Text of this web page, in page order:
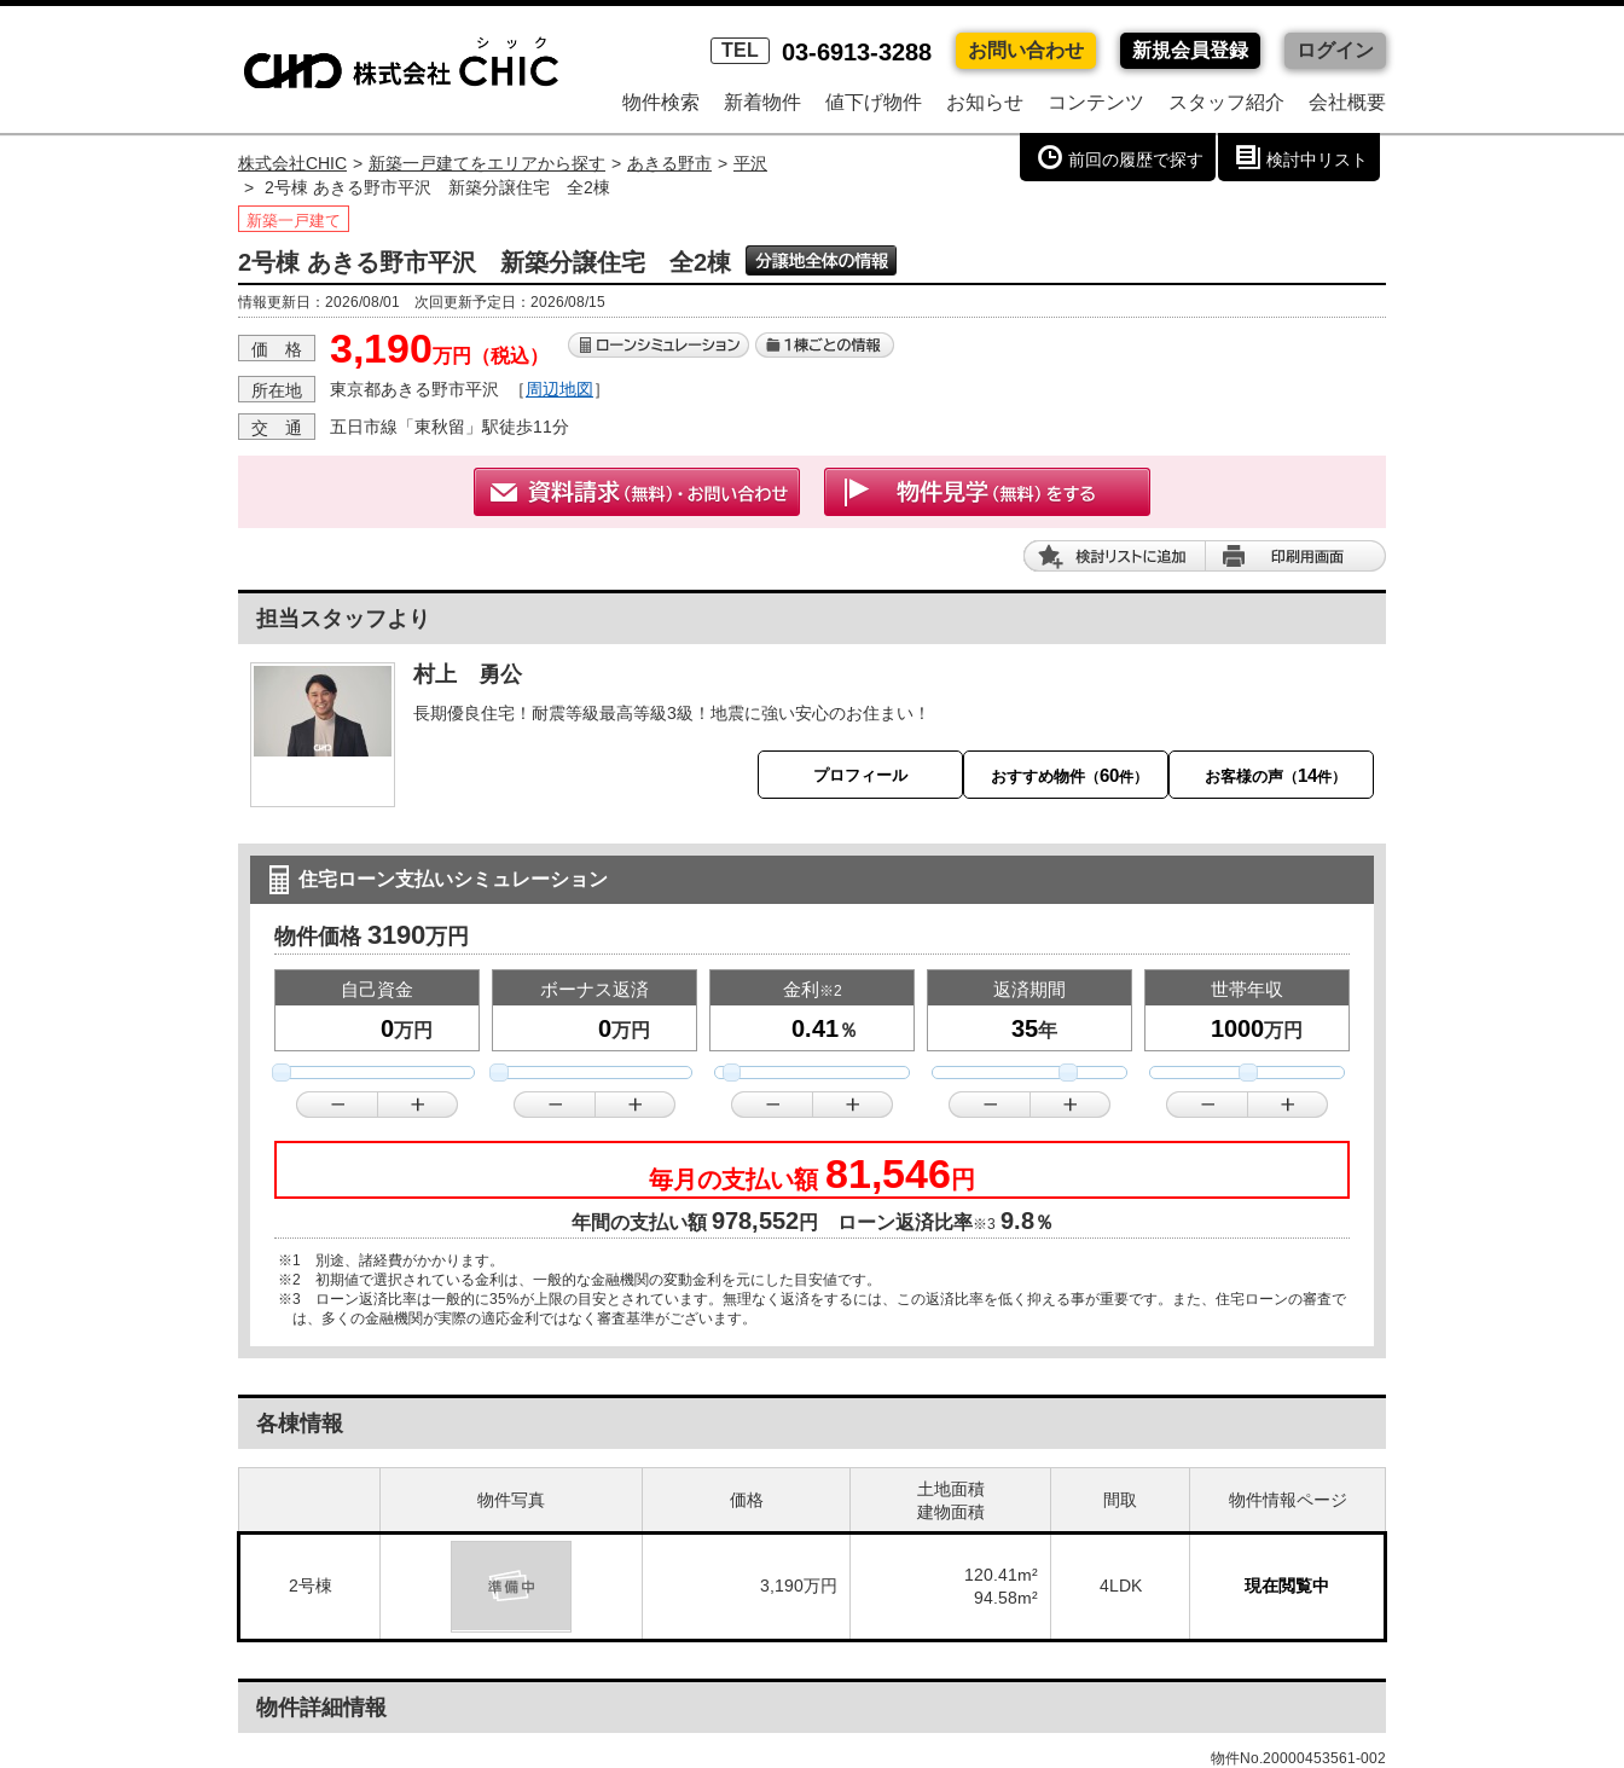
TEL 03-6913-3288 お問い合わせ 新規会員登録 ログイン
物件検索 新着物件 値下げ物件 お知らせ コンテンツ スタッフ紹介 会社概要
前回の履歴で探す 検討中リスト
株式会社CHIC 新築一戸建てをエリアから探す あきる野市
平沢
2号棟 あきる野市平沢 新築分譲住宅 全2棟
新築一戸建て
2号棟 あきる野市平沢 新築分譲住宅 全2棟
情報更新日：2026/08/01 次回更新予定日：2026/08/15
価 格 3,190万円（税込）
所在地 東京都あきる野市平沢 ［ 周辺地図］
交 通 五日市線「東秋留」駅徒歩11分
担当スタッフより
村上 勇公
長期優良住宅！耐震等級最高等級3級！地震に強い安心のお住まい！
プロフィール おすすめ物件 （60件） お客様の声（14件）
住宅ローン支払いシミュレーション
物件価格 3190万円
自己資金
万円
ボーナス返済
万円
金利 ※2
％
返済期間
年
世帯年収
万円
毎月の支払い額 81,546 円
年間の支払い額978,552円 ローン返済比率※3 9.8％
※1 別途、諸経費がかかります。
※2 初期値で選択されている金利は、一般的な金融機関の変動金利を元にした目安値です。
※3 ローン返済比率は一般的に35%が上限の目安とされています。無理なく返済をするには、この返済比率を低く抑える事が重要です。また、住宅ローンの審査で
は、多くの金融機関が実際の適応金利ではなく審査基準がございます。
各棟情報
物件写真 価格
土地面積
建物面積
間取 物件情報ページ
2号棟 3,190万円
120.41m²
94.58m²
4LDK 現在閲覧中
物件詳細情報
物件No.20000453561-002